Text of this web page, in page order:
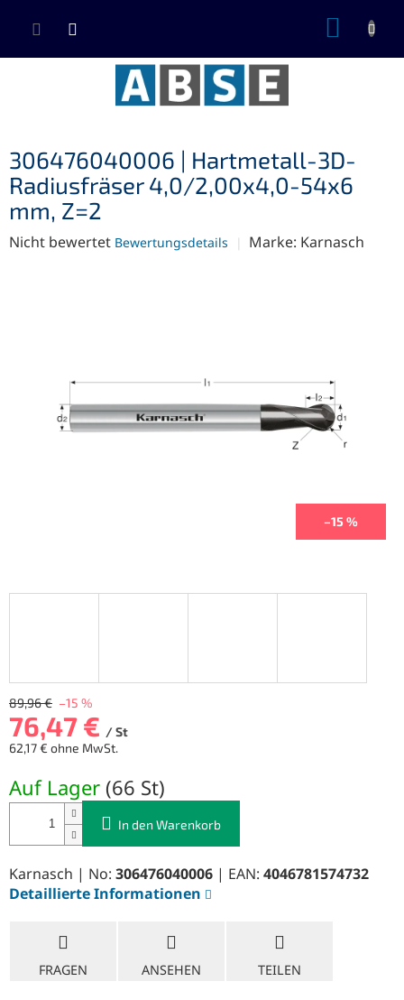
Inhalt
306476040006 | Hartmetall-3D-
Radiusfräser 4,0/2,00x4,0-54x6
mm, Z=2
Die
Nicht bewertet Bewertungsdetails Marke: Karnasch
–15 %
89,96 € –15 %
76,47 € / St
62,17 € ohne MwSt.
Auf Lager (66 St)
In den Warenkorb
Karnasch | No: 306476040006 | EAN: 4046781574732
Detaillierte Informationen
FRAGEN ANSEHEN TEILEN